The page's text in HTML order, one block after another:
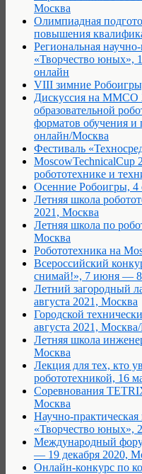
Москва
Олимпиадная
повышения
Региональная
«Творчество юных»,
онлайн
VIII зимние
Дискуссия на ММСО
образовательной
форматов обучения и
онлайн/Москва
Фестиваль
MoscowTechnicalCup
робототехнике и
Осенние Робоигры, 4
Летняя школа
2021, Москва
Летняя школа по
Москва
Робототехника на
Всероссийский
снимай!», 7 июня — 8
Летний загородный
августа 2021, Москва
Городской
августа 2021,
Летняя школа
Москва
Лекция для тех, кто
робототехникой, 16
Соревнования
Москва
Научно-
«Творчество юных»,
Международный
— 19 декабря 2020,
Онлайн-конкурс по